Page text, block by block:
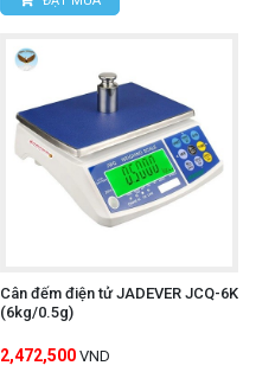
Cân đếm điện tử JADEVER JCQ-6K
(6kg/0.5g)
2,472,500 VND